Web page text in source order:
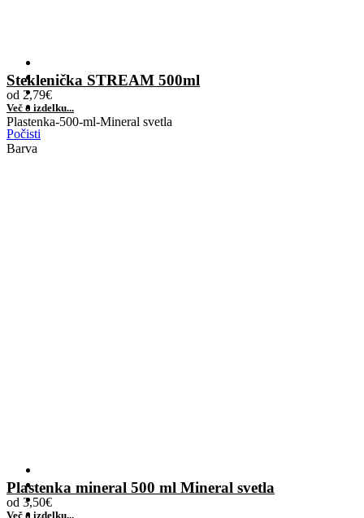
Barva
Počisti
Steklenička STREAM 500ml
od 2,79€
Več o izdelku...
Plastenka-500-ml-Mineral svetla
Plastenka mineral 500 ml Mineral svetla
od 3,50€
Več o izdelku...